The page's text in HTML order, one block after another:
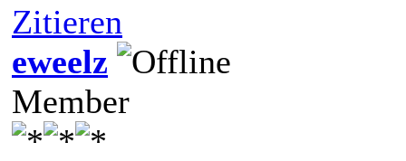
Zitieren
eweelz
Member